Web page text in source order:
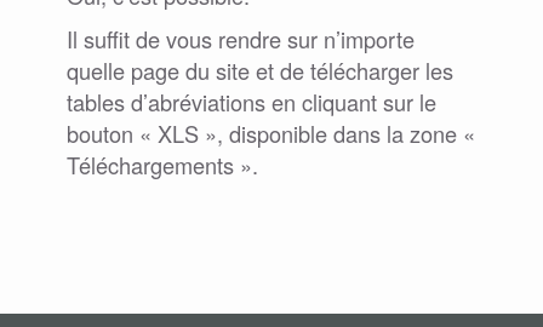
Il suffit de vous rendre sur n’importe
quelle page du site et de télécharger les
tables d’abréviations en cliquant sur le
bouton « XLS », disponible dans la zone «
Téléchargements ».